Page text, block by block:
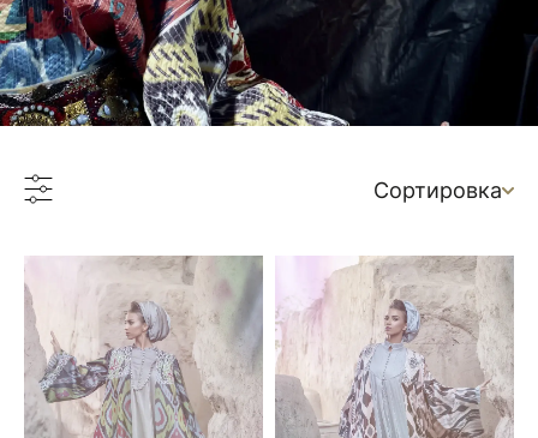
Сортировка